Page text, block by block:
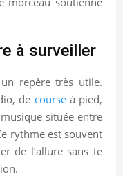
à surveiller
repère très utile.
de courseà pied,
située entre
rythme est souvent
de l’allure sans te